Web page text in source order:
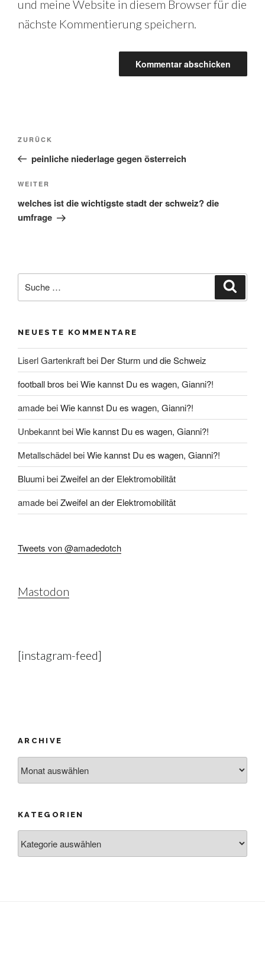
und meine Website in diesem Browser für die
nächste Kommentierung speichern.
Beitrags-
Navigation
Vorheriger
Beitrag
ZURÜCK
peinliche niederlage gegen österreich
Nächster
Beitrag
WEITER
welches ist die wichtigste stadt der schweiz? die
umfrage
nach:
NEUESTE KOMMENTARE
Liserl Gartenkraftbei Der Sturm und die Schweiz
football bros beiWie kannst Du es wagen, Gianni?!
amadebeiWie kannst Du es wagen, Gianni?!
UnbekanntbeiWie kannst Du es wagen, Gianni?!
MetallschädelbeiWie kannst Du es wagen, Gianni?!
BluumibeiZweifel an der Elektromobilität
amadebeiZweifel an der Elektromobilität
Tweets von @amadedotch
Mastodon
[instagram-feed]
ARCHIVE
KATEGORIEN